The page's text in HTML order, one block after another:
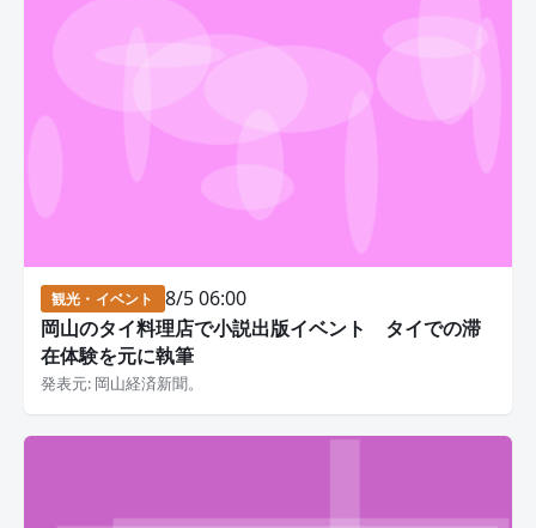
観光・イベント
8/5 06:00
岡山のタイ料理店で小説出版イベント タイでの滞
在体験を元に執筆
発表元: 岡山経済新聞。